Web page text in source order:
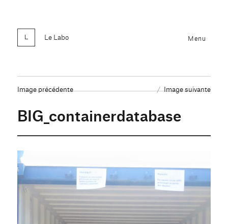
Le Labo Menu
Image précédente Image suivante
BIG_containerdatabase